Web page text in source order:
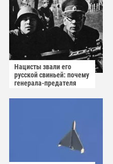
Нацисты звали его
русской свиньей: почему
генерала-предателя
публичного суда